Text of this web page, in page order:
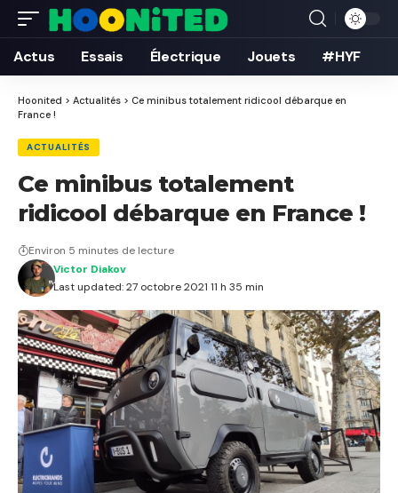
Actus Essais Électrique Jouets #HYF
Hoonited > Actualités > Ce minibus totalement ridicool débarque en
France !
ACTUALITÉS
Ce minibus totalement
ridicool débarque en France !
Last updated: 27 octobre 2021 11 h 35 min
Victor Diakov
Environ 5 minutes de lecture